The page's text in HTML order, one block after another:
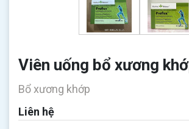
Viên uống bổ xương
Bổ xương khớp
Liên hệ